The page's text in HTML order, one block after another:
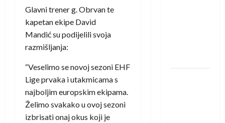
Glavni trener g. Obrvan te
kapetan ekipe David
Mandić su podijelili svoja
razmišljanja:
“Veselimo se novoj sezoni EHF
Lige prvaka i utakmicama s
najboljim europskim ekipama.
Želimo svakako u ovoj sezoni
izbrisati onaj okus koji je